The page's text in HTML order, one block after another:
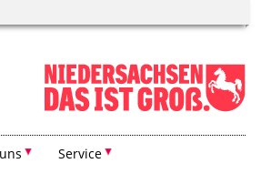
Service